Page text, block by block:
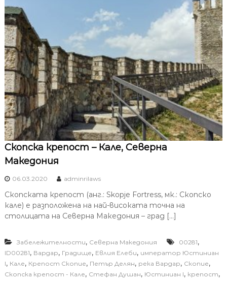
Скопска крепост – Кале, Северна
Македония
06.03.2020 adminrilaws
Скопската крепост (анг.: Skopje Fortress, мк.: Скопско
кале) е разположена на най-високата точна на
столицата на Северна Македония – град […]
Забележителности, Северна Македония 00281,
ID00281, Вардар, Градище, Евлия Елеби, император Юстиниан
I, Кале, Крепост Скопие, Петър Делян, река Вардар, Скопие,
Скопска крепост - Кале, Стефан Душан, Юстиниан I, крепост,